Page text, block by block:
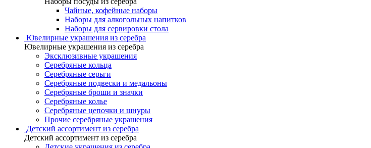
Чайные, кофейные наборы
Наборы для алкогольных напитков
Наборы для сервировки стола
Ювелирные украшения из серебра
Ювелирные украшения из серебра
Эксклюзивные украшения
Серебряные кольца
Серебряные серьги
Серебряные подвески и медальоны
Серебряные броши и значки
Серебряные колье
Серебряные цепочки и шнуры
Прочие серебряные украшения
Детский ассортимент из серебра
Детский ассортимент из серебра